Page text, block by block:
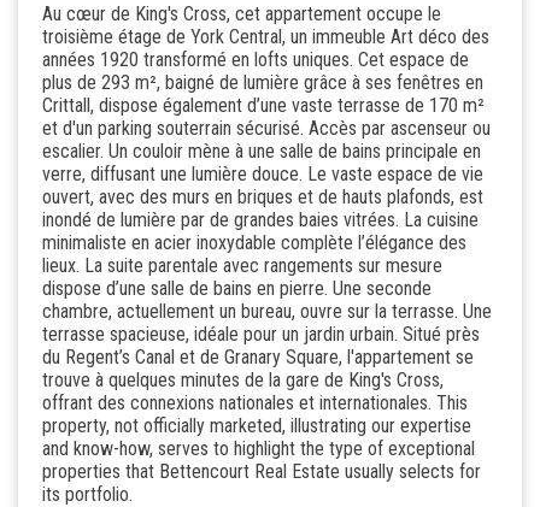
Au cœur de King's Cross, cet appartement occupe le
troisième étage de York Central, un immeuble Art déco des
années 1920 transformé en lofts uniques. Cet espace de
plus de 293 m², baigné de lumière grâce à ses fenêtres en
Crittall, dispose également d’une vaste terrasse de 170 m²
et d'un parking souterrain sécurisé. Accès par ascenseur ou
escalier. Un couloir mène à une salle de bains principale en
verre, diffusant une lumière douce. Le vaste espace de vie
ouvert, avec des murs en briques et de hauts plafonds, est
inondé de lumière par de grandes baies vitrées. La cuisine
minimaliste en acier inoxydable complète l’élégance des
lieux. La suite parentale avec rangements sur mesure
dispose d’une salle de bains en pierre. Une seconde
chambre, actuellement un bureau, ouvre sur la terrasse. Une
terrasse spacieuse, idéale pour un jardin urbain. Situé près
du Regent’s Canal et de Granary Square, l'appartement se
trouve à quelques minutes de la gare de King's Cross,
offrant des connexions nationales et internationales. This
property, not officially marketed, illustrating our expertise
and know-how, serves to highlight the type of exceptional
properties that Bettencourt Real Estate usually selects for
its portfolio.